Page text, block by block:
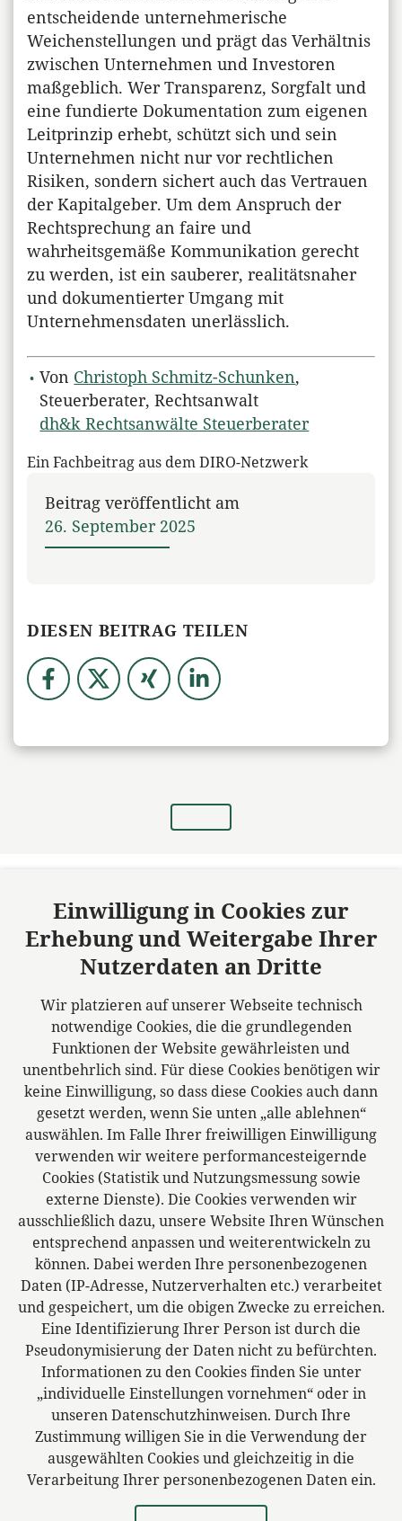
entscheidende unternehmerische
Weichenstellungen und prägt das Verhältnis
zwischen Unternehmen und Investoren
maßgeblich. Wer Transparenz, Sorgfalt und
eine fundierte Dokumentation zum eigenen
Leitprinzip erhebt, schützt sich und sein
Unternehmen nicht nur vor rechtlichen
Risiken, sondern sichert auch das Vertrauen
der Kapitalgeber. Um dem Anspruch der
Rechtsprechung an faire und
wahrheitsgemäße Kommunikation gerecht
zu werden, ist ein sauberer, realitätsnaher
und dokumentierter Umgang mit
Unternehmensdaten unerlässlich.
Von Christoph Schmitz-Schunken,
Steuerberater, Rechtsanwalt
dh&k Rechtsanwälte Steuerberater
Ein Fachbeitrag aus dem DIRO-Netzwerk
Beitrag veröffentlicht am
26. September 2025
DIESEN BEITRAG TEILEN
Körner, Klehm & Greim Rechtsanwälte
Rädelstr. 13
08523 Plauen
Deutschland
Tel: +49 3741 15740
Fax: +49 3741 157410
E-Mail:info@ra-kkg.de
Zweigstelle Oelsnitz
Pfortenstr. 1
08606 Oelsnitz
Deutschland
Das europäische Kanzlei-Netzwerk
Einwilligung in Cookies zur
Erhebung und Weitergabe Ihrer
Nutzerdaten an Dritte
Wir platzieren auf unserer Webseite technisch
notwendige Cookies, die die grundlegenden
Funktionen der Website gewährleisten und
unentbehrlich sind. Für diese Cookies benötigen wir
keine Einwilligung, so dass diese Cookies auch dann
gesetzt werden, wenn Sie unten „alle ablehnen“
auswählen. Im Falle Ihrer freiwilligen Einwilligung
verwenden wir weitere performancesteigernde
Cookies (Statistik und Nutzungsmessung sowie
externe Dienste). Die Cookies verwenden wir
ausschließlich dazu, unsere Website Ihren Wünschen
entsprechend anpassen und weiterentwickeln zu
können. Dabei werden Ihre personenbezogenen
Daten (IP-Adresse, Nutzerverhalten etc.) verarbeitet
und gespeichert, um die obigen Zwecke zu erreichen.
Eine Identifizierung Ihrer Person ist durch die
Pseudonymisierung der Daten nicht zu befürchten.
Informationen zu den Cookies finden Sie unter
„individuelle Einstellungen vornehmen“ oder in
unseren Datenschutzhinweisen. Durch Ihre
Zustimmung willigen Sie in die Verwendung der
ausgewählten Cookies und gleichzeitig in die
Verarbeitung Ihrer personenbezogenen Daten ein.